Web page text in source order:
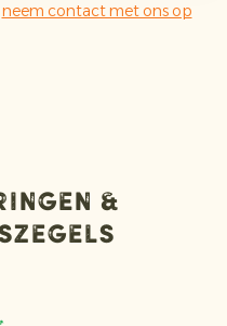
neem contact met ons op
&